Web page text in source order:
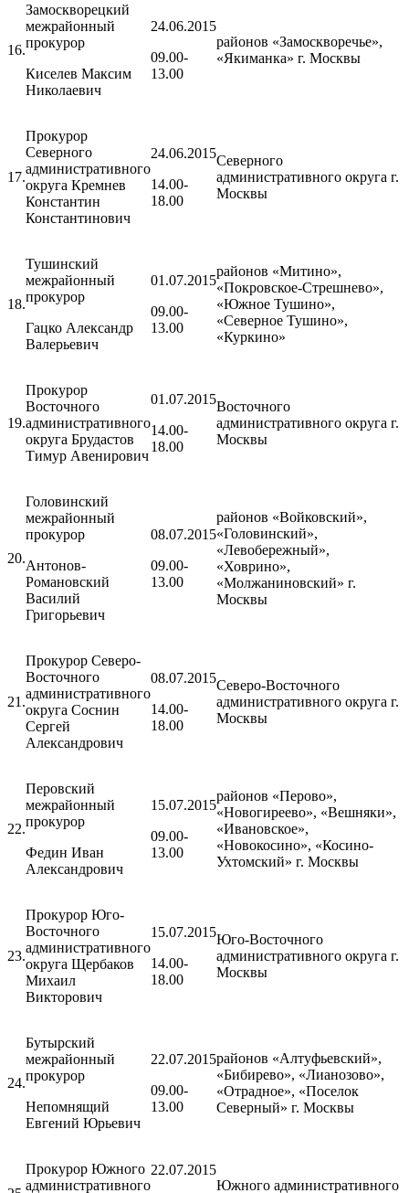
16.
Замоскворецкий
межрайонный
прокурор
Киселев Максим
Николаевич
24.06.2015
09.00-
13.00
районов «Замоскворечье»,
«Якиманка» г. Москвы
17.
Прокурор
Северного
административного
округа Кремнев
Константин
Константинович
24.06.2015
14.00-
18.00
Северного
административного округа г.
Москвы
18.
Тушинский
межрайонный
прокурор
Гацко Александр
Валерьевич
01.07.2015
09.00-
13.00
районов «Митино»,
«Покровское-Стрешнево»,
«Южное Тушино»,
«Северное Тушино»,
«Куркино»
19.
Прокурор
Восточного
административного
округа Брудастов
Тимур Авенирович
01.07.2015
14.00-
18.00
Восточного
административного округа г.
Москвы
20.
Головинский
межрайонный
прокурор
Антонов-
Романовский
Василий
Григорьевич
08.07.2015
09.00-
13.00
районов «Войковский»,
«Головинский»,
«Левобережный»,
«Ховрино»,
«Молжаниновский» г.
Москвы
21.
Прокурор Северо-
Восточного
административного
округа Соснин
Сергей
Александрович
08.07.2015
14.00-
18.00
Северо-Восточного
административного округа г.
Москвы
22.
Перовский
межрайонный
прокурор
Федин Иван
Александрович
15.07.2015
09.00-
13.00
районов «Перово»,
«Новогиреево», «Вешняки»,
«Ивановское»,
«Новокосино», «Косино-
Ухтомский» г. Москвы
23.
Прокурор Юго-
Восточного
административного
округа Щербаков
Михаил
Викторович
15.07.2015
14.00-
18.00
Юго-Восточного
административного округа г.
Москвы
24.
Бутырский
межрайонный
прокурор
Непомнящий
Евгений Юрьевич
22.07.2015
09.00-
13.00
районов «Алтуфьевский»,
«Бибирево», «Лианозово»,
«Отрадное», «Поселок
Северный» г. Москвы
Прокурор Южного
административного
22.07.2015
Южного административного